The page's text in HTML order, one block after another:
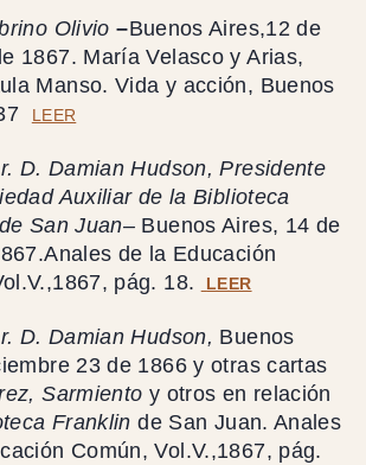
Olivio –Buenos Aires,12 de
1867. María Velasco y Arias,
Manso. Vida y acción, Buenos
LEER
D. Damian Hudson, Presidente
Auxiliar de la Biblioteca
San Juan– Buenos Aires, 14 de
de la Educación
pág. 18.
LEER
D. Damian Hudson, Buenos
23 de 1866 y otras cartas
Sarmiento y otros en relación
Franklinde San Juan. Anales
Común, Vol.V.,1867, pág.